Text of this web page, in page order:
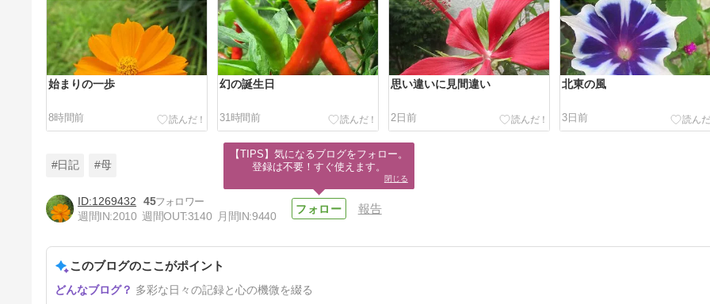
始まりの一歩
8時間前
幻の誕生日
31時間前
思い違いに見間違い
2日前
北東の風
3日前
4日前
#日記 #母
1269432
45
週間IN:2010 週間OUT:3140 月間IN:9440
報告
このブログのここがポイント
多彩な日々の記録と心の機微を綴る
【TIPS】気になるブログをフォロー。
登録は不要！すぐ使えます。
閉じる